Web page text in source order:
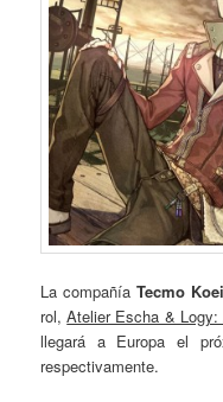
La compañía Tecmo Koei
rol,Atelier Escha &
llegará a Europa el
respectivamente.